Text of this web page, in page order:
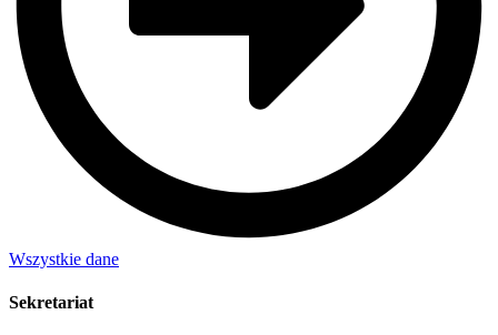
Wszystkie dane
Sekretariat